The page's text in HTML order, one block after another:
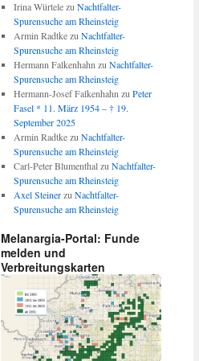
Irina Würtelezu Nachtfalter-
Spurensuche am Rheinsteig
Armin Radtkezu Nachtfalter-
Spurensuche am Rheinsteig
Hermann Falkenhahn zu Nachtfalter-
Spurensuche am Rheinsteig
Hermann-Josef Falkenhahn zu Peter
Fasel * 11. März 1954 – † 19.
September 2025
Armin Radtkezu Nachtfalter-
Spurensuche am Rheinsteig
Carl-Peter Blumenthalzu Nachtfalter-
Spurensuche am Rheinsteig
Axel Steinerzu Nachtfalter-
Spurensuche am Rheinsteig
Melanargia-Portal: Funde
melden und
Verbreitungskarten